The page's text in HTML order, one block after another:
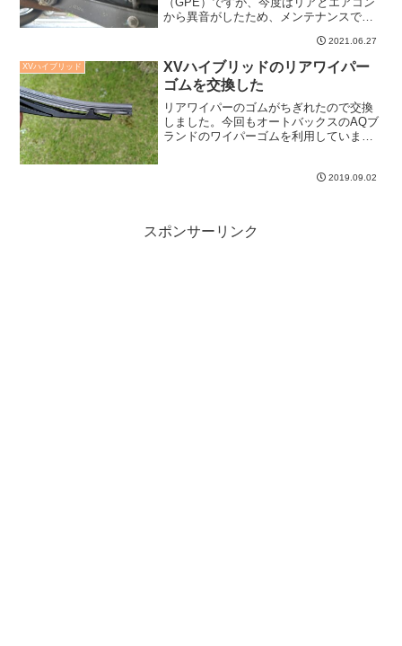
から異音がしたため、メンテナンスで
るなぁと。ぶっちゃけ、前車（ホンダ）
より明らかにお金かかってます。
2021.06.27
XVハイブリッド
XVハイブリッドのリアワイパー
ゴムを交換した
リアワイパーのゴムがちぎれたので交換
しました。今回もオートバックスのAQブ
ランドのワイパーゴムを利用していま
2019.09.02
スポンサーリンク